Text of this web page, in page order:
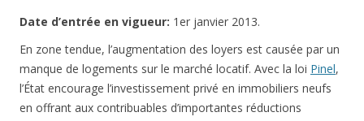
Date d’entrée en vigueur: 1er janvier 2013.
En zone tendue, l’augmentation des loyers est causée par un
manque de logements sur le marché locatif. Avec la loi Pinel,
l’État encourage l’investissement privé en immobiliers neufs
en offrant aux contribuables d’importantes réductions